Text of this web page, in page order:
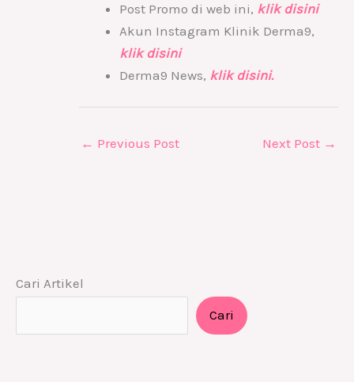
Cari Artikel
Cari
Post Promo di web ini, klik disini
Akun Instagram Klinik Derma9,
klik disini
Derma9 News, klik disini.
← Previous Post Next Post →